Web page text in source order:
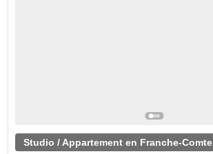
Studio / Appartement en Franche-Comte